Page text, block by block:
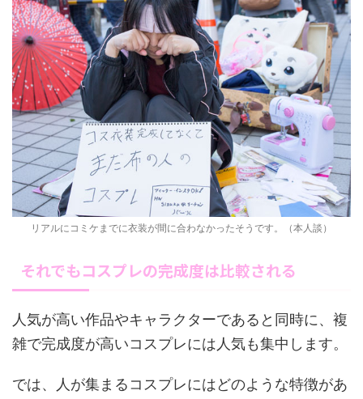
リアルにコミケまでに衣装が間に合わなかったそうです。（本人談）
それでもコスプレの完成度は比較される
人気が高い作品やキャラクターであると同時に、複
雑で完成度が高いコスプレには人気も集中します。
では、人が集まるコスプレにはどのような特徴があ